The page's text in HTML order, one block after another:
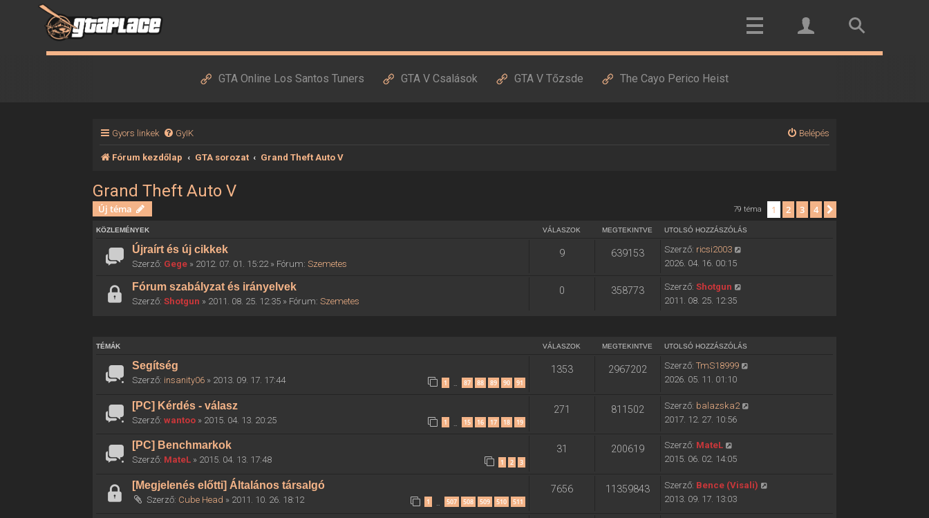
GTA Online Los Santos Tuners GTA V Csalások GTA V Tőzsde The Cayo Perico Heist
Gyors linkek GyIK Belépés
Fórum kezdőlap GTA sorozat Grand Theft Auto V
Grand Theft Auto V
Új téma 79 téma 1 2 3 4
KÖZLEMÉNYEK VÁLASZOK MEGTEKINTVE UTOLSÓ HOZZÁSZÓLÁS
Újraírt és új cikkek
Szerző: Gege » 2012. 07. 01. 15:22 » Fórum:Szemetes
9 639153 Szerző: ricsi2003
2026. 04. 16. 00:15
Fórum szabályzat és irányelvek
Szerző:Shotgun » 2011. 08. 25. 12:35 » Fórum:Szemetes
0 358773 Szerző: Shotgun
2011. 08. 25. 12:35
TÉMÁK VÁLASZOK MEGTEKINTVE UTOLSÓ HOZZÁSZÓLÁS
Segítség
Szerző: insanity06 » 2013. 09. 17. 17:44 1 … 87 88 89 90 91
1353 2967202 Szerző: TmS18999
2026. 05. 11. 01:10
[PC] Kérdés - válasz
Szerző:wantoo » 2015. 04. 13. 20:25 1 15 16 17 18 19
271 811502 Szerző: balazska2
2017. 12. 27. 10:56
[PC] Benchmarkok
Szerző: MateL » 2015. 04. 13. 17:48 1 2 3
31 200619 Szerző: MateL
2015. 06. 02. 14:05
[Megjelenés előtti] Általános társalgó
Szerző: Cube Head » 2011. 10. 26. 18:12 1 507 508 509 510 511
7656 11359843 Szerző: Bence (Visali)
2013. 09. 17. 13:03